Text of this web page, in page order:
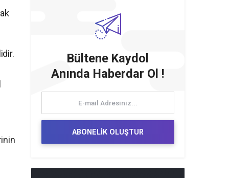
Bültene Kaydol
Anında Haberdar Ol !
ABONELİK OLUŞTUR